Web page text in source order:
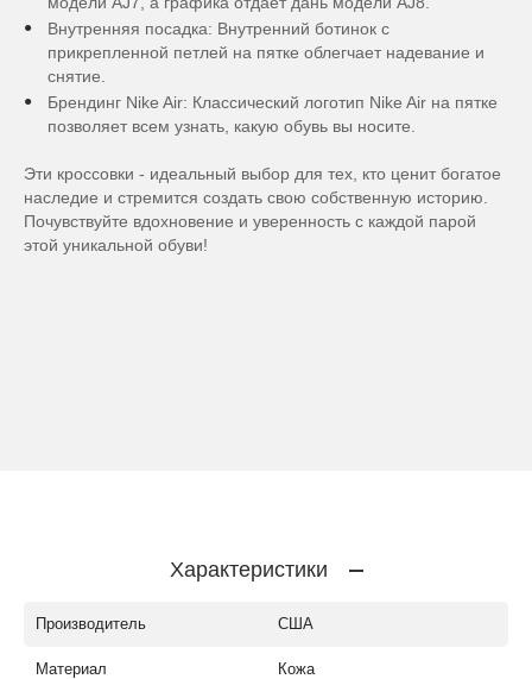
Внутренняя посадка: Внутренний ботинок с
прикрепленной петлей на пятке облегчает надевание и
снятие.
Брендинг Nike Air: Классический логотип Nike Air на пятке
позволяет всем узнать, какую обувь вы носите.
Эти кроссовки - идеальный выбор для тех, кто ценит богатое
наследие и стремится создать свою собственную историю.
Почувствуйте вдохновение и уверенность с каждой парой
этой уникальной обуви!
Характеристики
Производитель США
Материал Кожа